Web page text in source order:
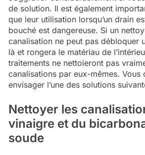
de solution. Il est également
que leur utilisation lorsqu’un drain
bouché est dangereuse. Si un
canalisation ne peut pas débloquer
là et rongera le matériau de
traitements ne nettoieront pas
canalisations par eux-mêmes. Vous
envisager l’une des solutions
Nettoyer les
vinaigre et du
soude